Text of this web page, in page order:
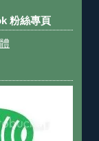
粉絲專頁